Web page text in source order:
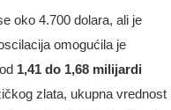
oko 4.700 dolara, ali je
omogućila je
1,41 do 1,68 milijardi
zlata, ukupna vrednost